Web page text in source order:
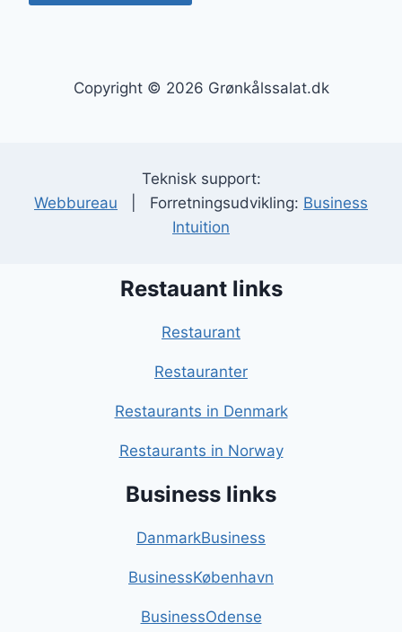
Copyright © 2026 Grønkålssalat.dk
Teknisk support:
Webbureau | Forretningsudvikling: Business
Intuition
Restauant links
Restaurant
Restauranter
Restaurants in Denmark
Restaurants in Norway
Business links
DanmarkBusiness
BusinessKøbenhavn
BusinessOdense